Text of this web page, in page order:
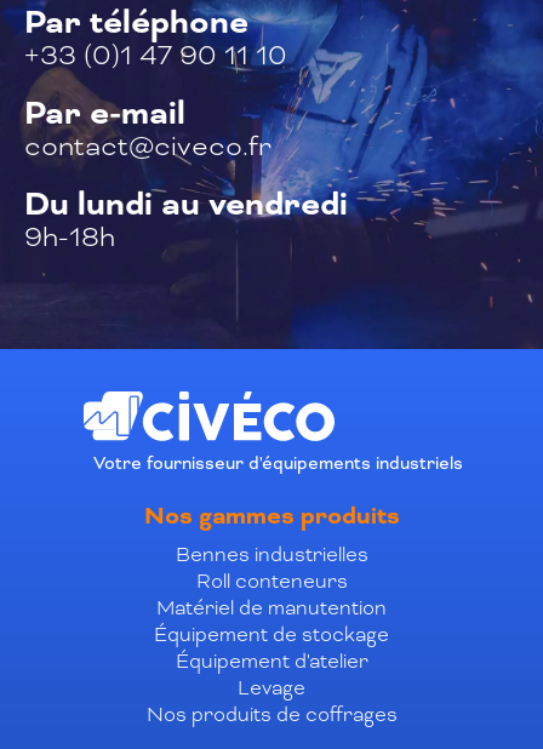
Par téléphone
+33 (0)1 47 90 11 10
Par e-mail
contact@civeco.fr
Du lundi au vendredi
9h-18h
Votre fournisseur d'équipements industriels
Nos gammes produits
Bennes industrielles
Roll conteneurs
Matériel de manutention
Équipement de stockage
Équipement d'atelier
Levage
Nos produits de coffrages